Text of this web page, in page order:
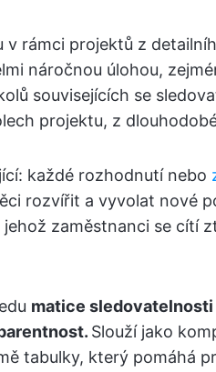
v rámci projektů z
náročnou úlohou,
souvisejících se
projektu, z
každé rozhodnutí nebo
rozvířit a vyvolat nové
zaměstnanci se cítí
matice
Slouží jako
tabulky, který pomáhá